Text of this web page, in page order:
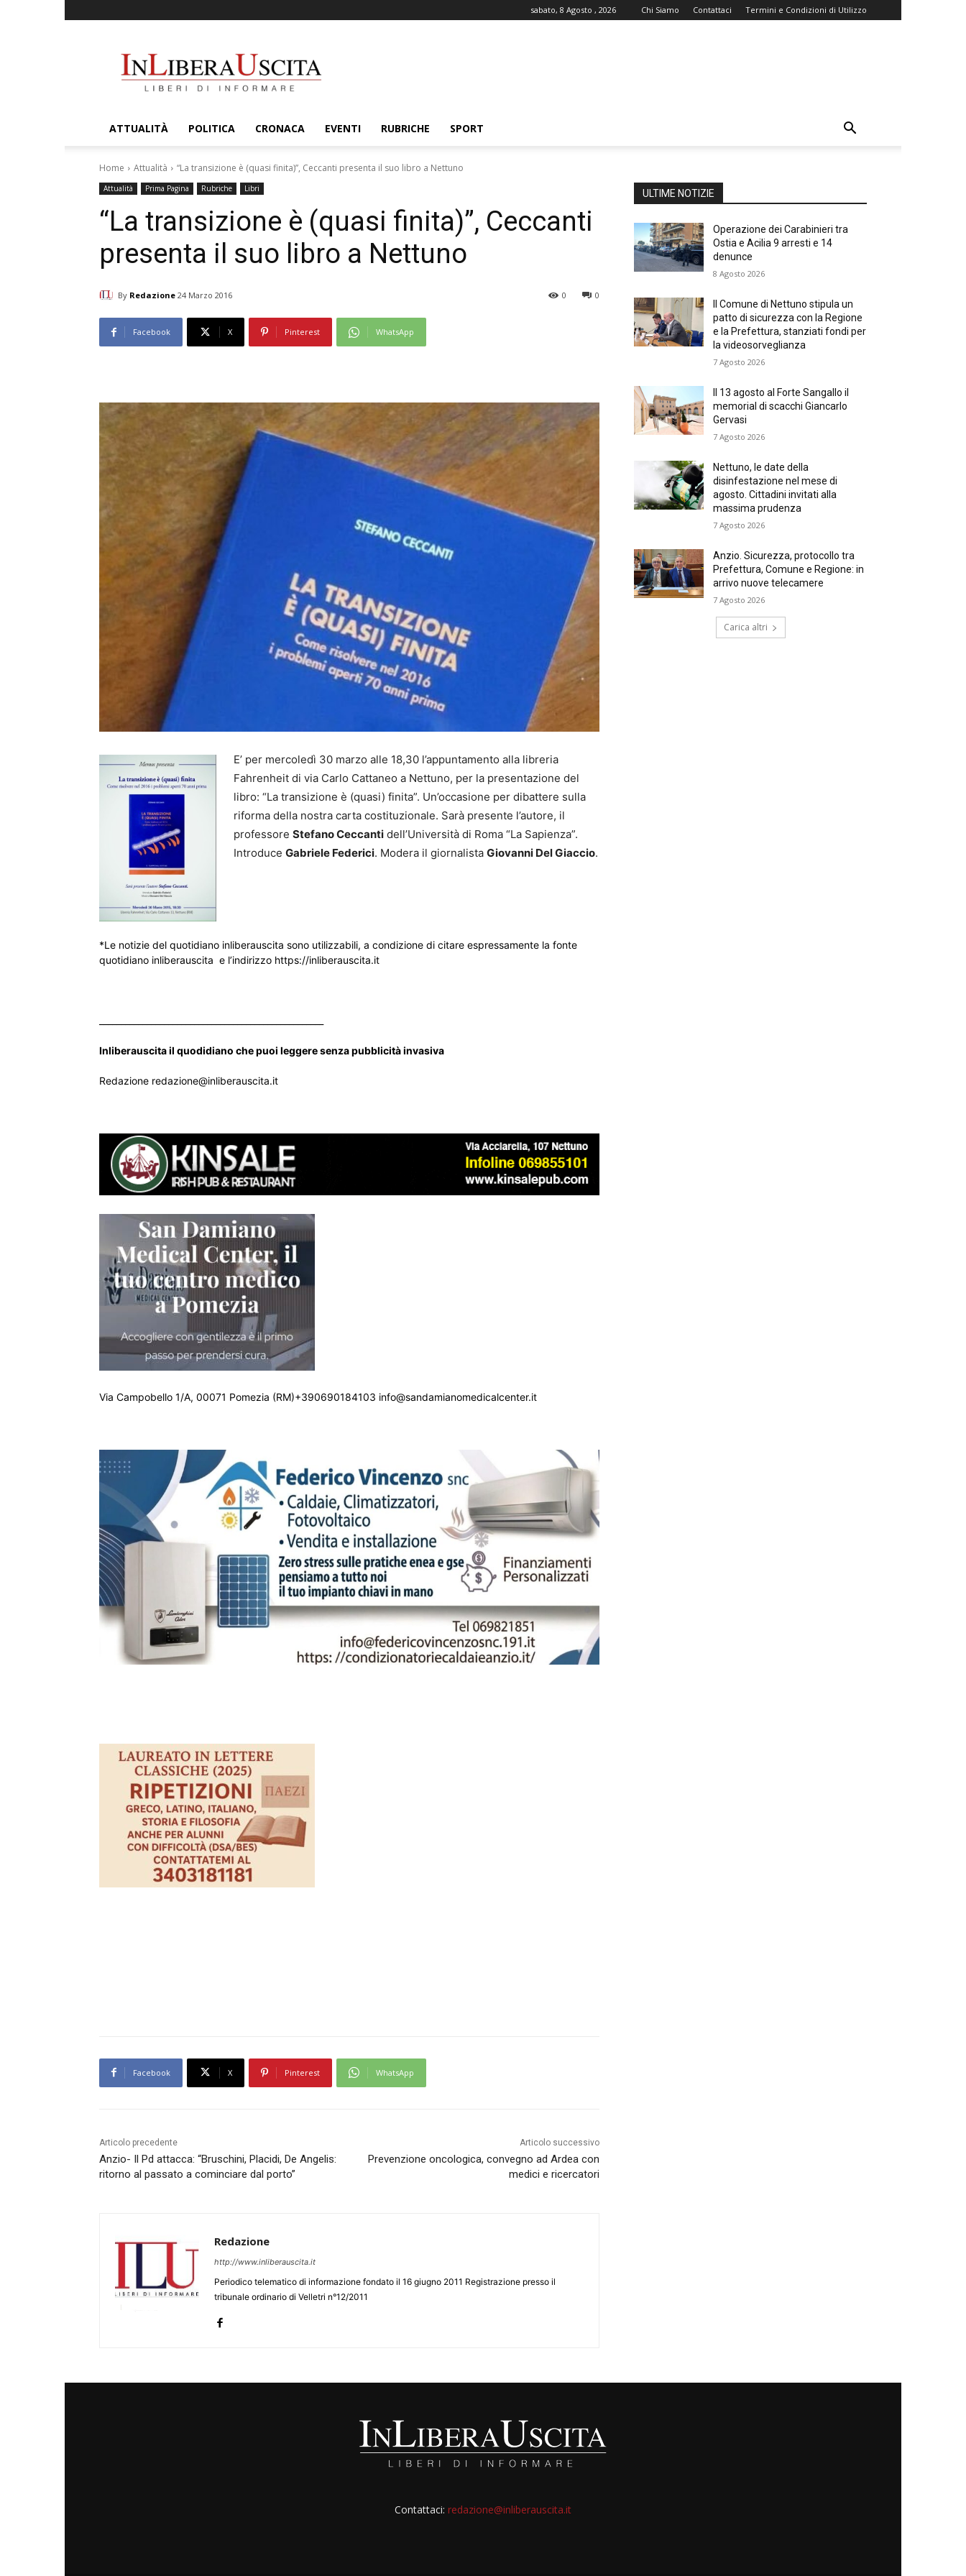
sabato, 8 Agosto , 2026 Chi Siamo Contattaci Termini e Condizioni di Utilizzo
ATTUALITÀ POLITICA CRONACA EVENTI RUBRICHE SPORT
Home Attualità “La transizione è (quasi finita)”, Ceccanti presenta il suo libro a Nettuno
Attualità Prima Pagina Rubriche Libri
“La transizione è (quasi finita)”, Ceccanti
presenta il suo libro a Nettuno
By Redazione 24 Marzo 2016 0
0
Facebook X Pinterest WhatsApp
E’ per mercoledì 30 marzo alle 18,30 l’appuntamento alla libreria
Fahrenheit di via Carlo Cattaneo a Nettuno, per la presentazione del
libro: “La transizione è (quasi) finita”. Un’occasione per dibattere sulla
riforma della nostra carta costituzionale. Sarà presente l’autore, il
professore Stefano Ceccanti dell’Università di Roma “La Sapienza”.
Introduce Gabriele Federici. Modera il giornalista Giovanni Del Giaccio.
*Le notizie del quotidiano inliberauscita sono utilizzabili, a condizione di citare espressamente la fonte
quotidiano inliberauscita e l’indirizzo https://inliberauscita.it
Inliberauscita il quodidiano che puoi leggere senza pubblicità invasiva
Redazione redazione@inliberauscita.it
Via Campobello 1/A, 00071 Pomezia (RM)+390690184103 info@sandamianomedicalcenter.it
Facebook X Pinterest WhatsApp
Articolo precedente
Anzio- Il Pd attacca: “Bruschini, Placidi, De Angelis:
ritorno al passato a cominciare dal porto”
Articolo successivo
Prevenzione oncologica, convegno ad Ardea con
medici e ricercatori
Redazione
http://www.inliberauscita.it
Periodico telematico di informazione fondato il 16 giugno 2011 Registrazione presso il
tribunale ordinario di Velletri n°12/2011
ULTIME NOTIZIE
Operazione dei Carabinieri tra
Ostia e Acilia 9 arresti e 14
denunce
8 Agosto 2026
Il Comune di Nettuno stipula un
patto di sicurezza con la Regione
e la Prefettura, stanziati fondi per
la videosorveglianza
7 Agosto 2026
Il 13 agosto al Forte Sangallo il
memorial di scacchi Giancarlo
Gervasi
7 Agosto 2026
Nettuno, le date della
disinfestazione nel mese di
agosto. Cittadini invitati alla
massima prudenza
7 Agosto 2026
Anzio. Sicurezza, protocollo tra
Prefettura, Comune e Regione: in
arrivo nuove telecamere
7 Agosto 2026
Carica altri
Contattaci: redazione@inliberauscita.it